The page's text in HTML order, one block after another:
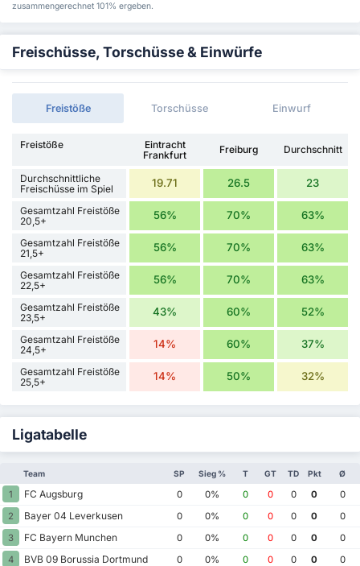
zusammengerechnet 101% ergeben.
Freischüsse, Torschüsse & Einwürfe
Freistöße Torschüsse Einwurf
Freistöße
Eintracht
Frankfurt
Freiburg Durchschnitt
Durchschnittliche
Freischüsse im Spiel
19.71 26.5 23
Gesamtzahl Freistöße
20,5+
56% 70% 63%
Gesamtzahl Freistöße
21,5+
56% 70% 63%
Gesamtzahl Freistöße
22,5+
56% 70% 63%
Gesamtzahl Freistöße
23,5+
43% 60% 52%
Gesamtzahl Freistöße
24,5+
14% 60% 37%
Gesamtzahl Freistöße
25,5+
14% 50% 32%
Ligatabelle
Team SP Sieg % T GT TD Pkt Ø
1 FC Augsburg 0 0% 0 0 0 0
0
2
Bayer 04 Leverkusen 0 0% 0 0 0 0
0
3
FC Bayern Munchen 0 0% 0 0 0 0
0
4
BVB 09 Borussia Dortmund 0 0% 0 0 0 0
0